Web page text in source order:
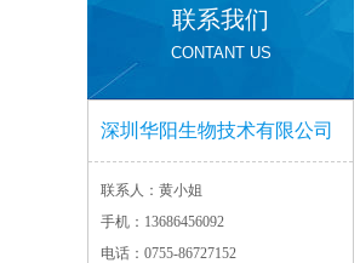
联系我们
CONTANT US
深圳华阳生物技术有限公司
联系人： 黄小姐
手机： 13686456092
电话： 0755-86727152